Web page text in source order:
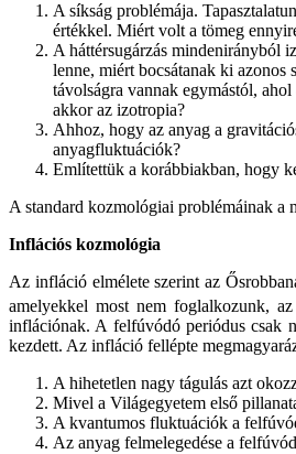
A síkság problémája.
értékkel. Miért volt a tömeg
A háttérsugárzás mindenirányból
lenne, miért bocsátanak ki azonos
távolságra vannak egymástól, ahol
akkor az izotropia?
Ahhoz, hogy az anyag a
anyagfluktuációk?
Említettük a korábbiakban, hogy
A standard kozmológiai problémáinak a
Inflációs kozmológia
Az infláció elmélete szerint az
amelyekkel most nem foglalkozunk,
inflációnak. A felfúvódó periódus csak
kezdett. Az infláció fellépte
A hihetetlen nagy tágulás azt
Mivel a Világegyetem első
A kvantumos fluktuációk a
Az anyag felmelegedése a